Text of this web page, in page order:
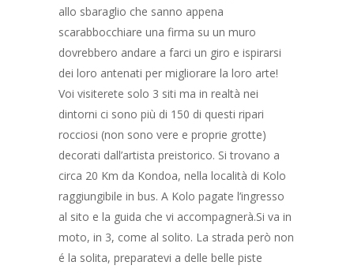
allo sbaraglio che sanno appena
scarabbocchiare una firma su un muro
dovrebbero andare a farci un giro e ispirarsi
dei loro antenati per migliorare la loro arte!
Voi visiterete solo 3 siti ma in realtà nei
dintorni ci sono più di 150 di questi ripari
rocciosi (non sono vere e proprie grotte)
decorati dall’artista preistorico. Si trovano a
circa 20 Km da Kondoa, nella località di Kolo
raggiungibile in bus. A Kolo pagate l’ingresso
al sito e la guida che vi accompagnerà.Si va in
moto, in 3, come al solito. La strada però non
é la solita, preparatevi a delle belle piste